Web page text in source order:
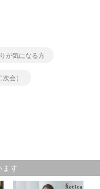
が気になる方
会）
ます